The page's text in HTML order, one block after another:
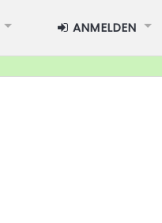
ANMELDEN